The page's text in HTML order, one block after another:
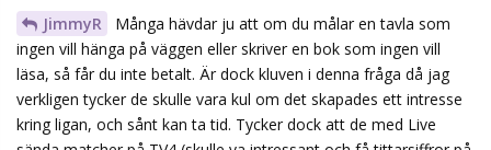
JimmyR
Många hävdar ju att om du målar en tavla som
ingen vill hänga på väggen eller skriver en bok som ingen vill
läsa, så får du inte betalt. Är dock kluven i denna fråga då jag
verkligen tycker de skulle vara kul om det skapades ett intresse
kring ligan, och sånt kan ta tid. Tycker dock att de med Live